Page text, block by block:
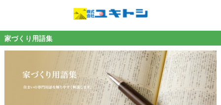
家づくり用語集